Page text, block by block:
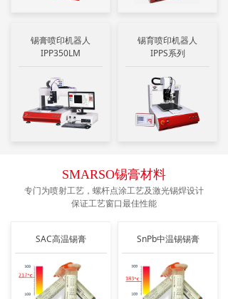
锡膏喷印机器人
IPP350LM
锡育喷印机器人
IPPS系列
SAC高温锡膏 SnPb中温锡锡膏
SMARSO锡膏材料
专门为喷射工艺，螺杆点涂工艺及激光锡焊设计
保证工艺窗口最佳性能